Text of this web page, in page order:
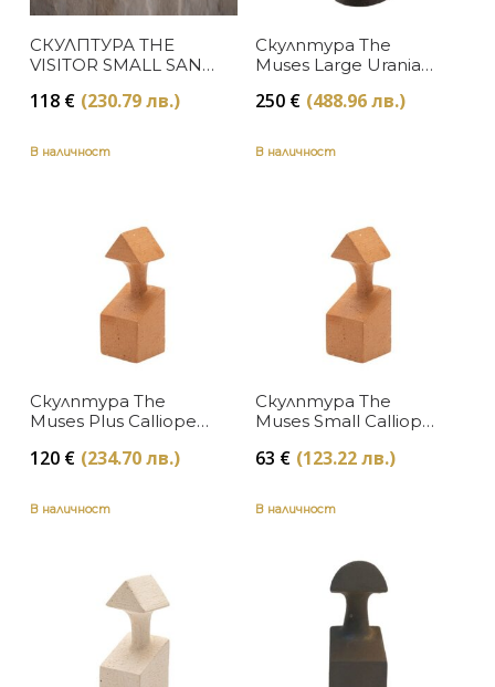
В наличност
Изчерпан, с опция за поръчка
ЦВЯТ
Кафяво
Червено
СКУЛПТУРА THE
VISITOR SMALL SAND
КЕРАМИКА
118 € (230.79 лв.)
Скулптура The
Muses Large Urania
250 € (488.96 лв.)
В наличност
Скулптура The
Muses Plus Calliope
120 € (234.70 лв.)
В наличност
Скулптура The
Muses Small Calliope
63 € (123.22 лв.)
В наличност В наличност